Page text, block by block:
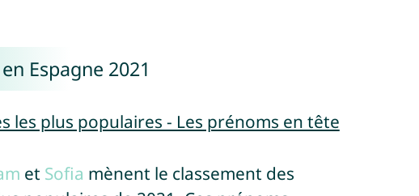
Espagne 2021
les plus populaires - Les prénoms en tête
et Sofia mènent le classement des